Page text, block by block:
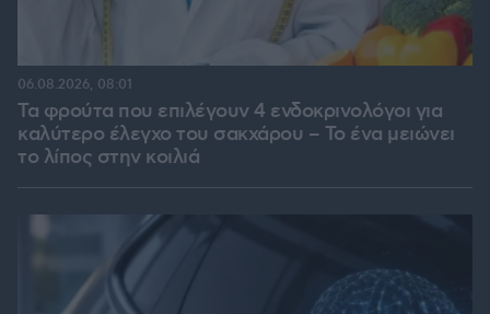
Τα φρούτα που επιλέγουν 4 ενδοκρινολόγοι για
καλύτερο έλεγχο του σακχάρου – Το ένα μειώνει
το λίπος στην κοιλιά
06.08.2026, 08:01